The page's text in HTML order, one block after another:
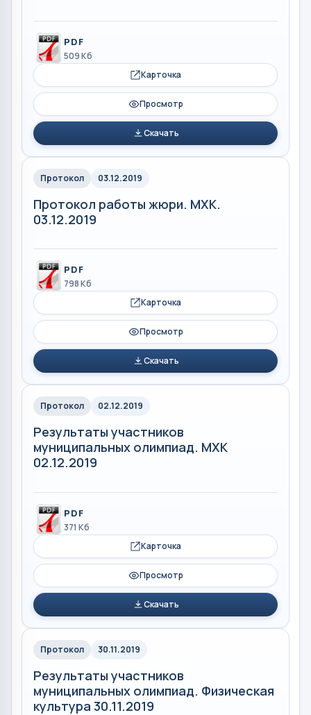
PDF
509 Кб
Карточка
Просмотр
Скачать
Протокол 03.12.2019
Протокол работы жюри. МХК.
03.12.2019
PDF
798 Кб
Карточка
Просмотр
Скачать
Протокол 02.12.2019
Результаты участников
муниципальных олимпиад. МХК
02.12.2019
PDF
371 Кб
Карточка
Просмотр
Скачать
Протокол 30.11.2019
Результаты участников
муниципальных олимпиад. Физическая
культура 30.11.2019